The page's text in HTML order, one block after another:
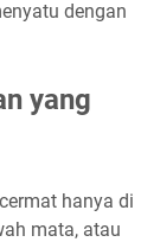
dengan
yang
hanya di
mata, atau